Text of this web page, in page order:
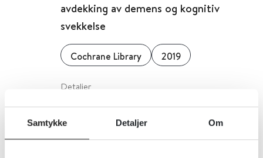
Samtykke Detaljer Om
avdekking av demens og kognitiv
svekkelse
Cochrane Library 2019
Detaljer
ADHD behandlingsanbefalinger